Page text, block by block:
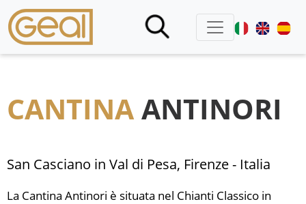
CANTINAANTINORI
San Casciano in Val di Pesa, Firenze - Italia
La Cantina Antinori è situata nel Chianti Classico in